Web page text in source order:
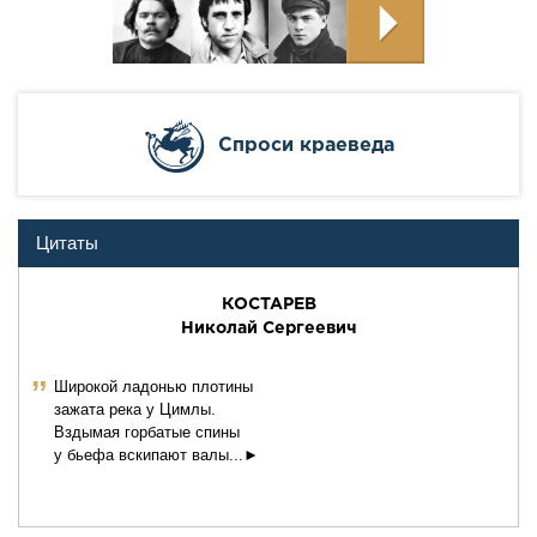
Cпроси краеведа
Цитаты
КОСТАРЕВ
Николай Сергеевич
ˮ Широкой ладонью плотины
зажата река у Цимлы.
Вздымая горбатые спины
у бьефа вскипают валы...►